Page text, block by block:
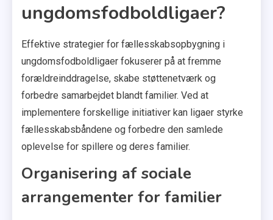
ungdomsfodboldligaer?
Effektive strategier for fællesskabsopbygning i
ungdomsfodboldligaer fokuserer på at fremme
forældreinddragelse, skabe støttenetværk og
forbedre samarbejdet blandt familier. Ved at
implementere forskellige initiativer kan ligaer styrke
fællesskabsbåndene og forbedre den samlede
oplevelse for spillere og deres familier.
Organisering af sociale
arrangementer for familier